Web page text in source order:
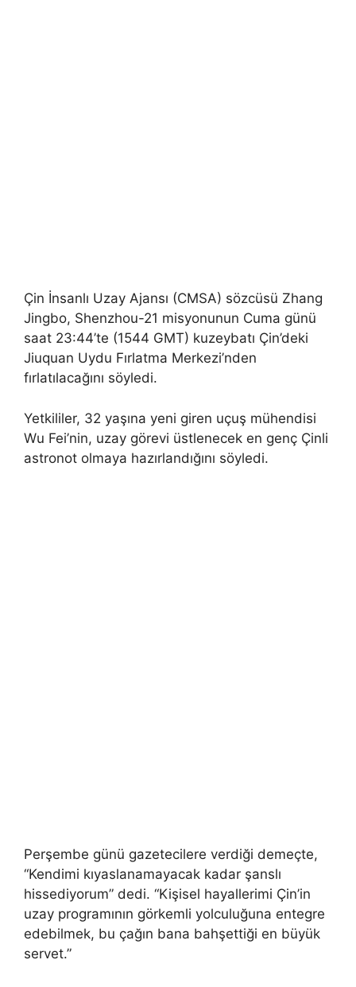
Çin İnsanlı Uzay Ajansı (CMSA) sözcüsü Zhang
Jingbo, Shenzhou-21 misyonunun Cuma günü
saat 23:44’te (1544 GMT) kuzeybatı Çin’deki
Jiuquan Uydu Fırlatma Merkezi’nden
fırlatılacağını söyledi.
Yetkililer, 32 yaşına yeni giren uçuş mühendisi
Wu Fei’nin, uzay görevi üstlenecek en genç Çinli
astronot olmaya hazırlandığını söyledi.
Perşembe günü gazetecilere verdiği demeçte,
“Kendimi kıyaslanamayacak kadar şanslı
hissediyorum” dedi. “Kişisel hayallerimi Çin’in
uzay programının görkemli yolculuğuna entegre
edebilmek, bu çağın bana bahşettiği en büyük
servet.”